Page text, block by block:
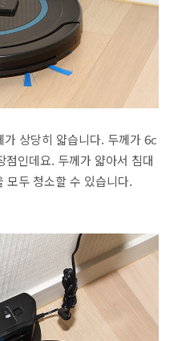
상당히 얇습니다. 두께가 6c
인데요. 두께가 얇아서 침대
모두 청소할 수 있습니다.